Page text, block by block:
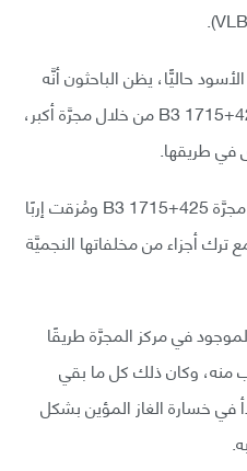
حاليًّا، يظن الباحثون أنَّه
قبل ملايين السنين، عبرت مجرّة B3 1715+425 من خلال مجرَّة أكبر،
في طريقها.
وبالنظر إلى حجمها الكبير، تحطمت مجرَّة B3 1715+425 ومُزقت إربًا
ترك أجزاء من مخلفاتها النجميَّة
في مركز المجرَّة طريقًا
منه، وكان ذلك كل ما بقي
في خسارة الغاز المؤين بشكل